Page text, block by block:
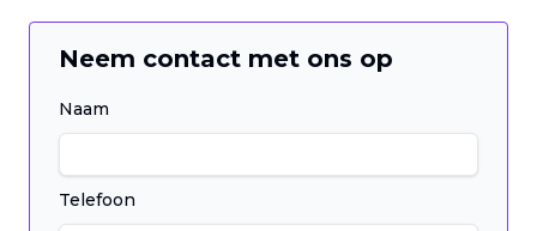
Neem contact met ons op
Naam
Telefoon